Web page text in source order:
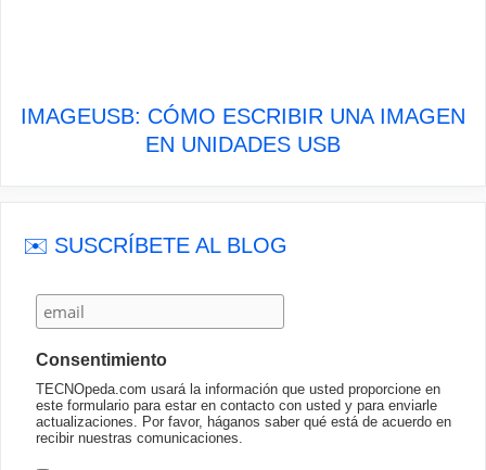
IMAGEUSB: CÓMO ESCRIBIR UNA IMAGEN
EN UNIDADES USB
✉️ SUSCRÍBETE AL BLOG
Consentimiento
TECNOpeda.com usará la información que usted proporcione en
este formulario para estar en contacto con usted y para enviarle
actualizaciones. Por favor, háganos saber qué está de acuerdo en
recibir nuestras comunicaciones.